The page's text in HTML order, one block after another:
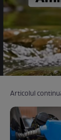
Articolul